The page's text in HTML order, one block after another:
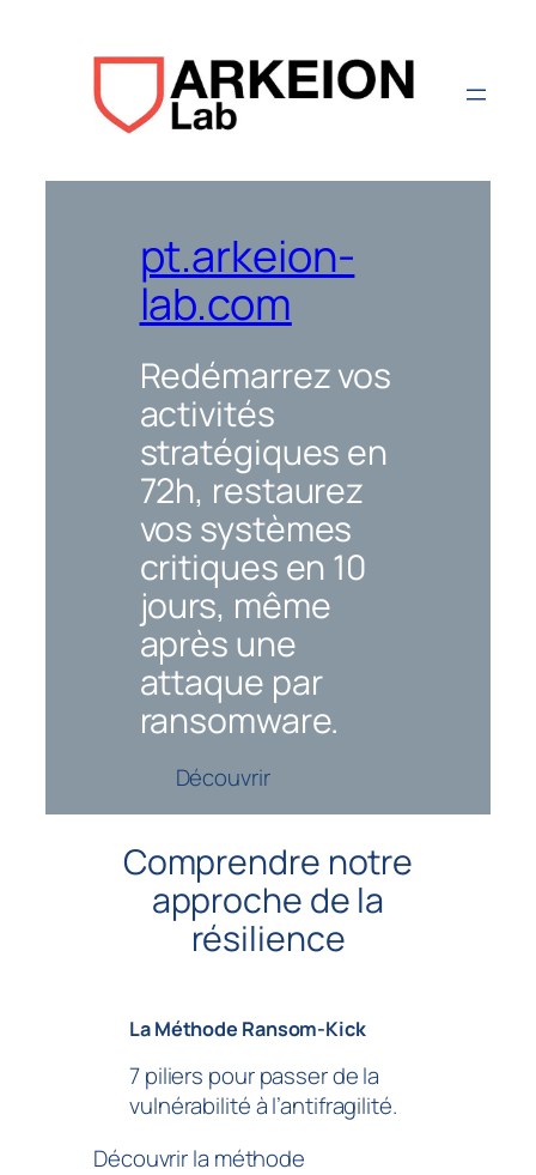
pt.arkeion-
lab.com
Redémarrez vos
activités
stratégiques en
72h, restaurez
vos systèmes
critiques en 10
jours, même
après une
attaque par
ransomware.
Découvrir
Comprendre notre
approche de la
résilience
La Méthode Ransom-Kick
7 piliers pour passer de la
vulnérabilité à l’antifragilité.
Découvrir la méthode